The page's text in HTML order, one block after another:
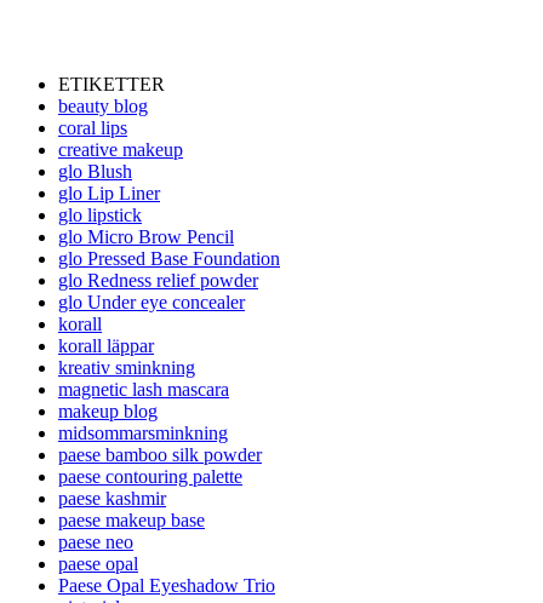
ETIKETTER
beauty blog
coral lips
creative makeup
glo Blush
glo Lip Liner
glo lipstick
glo Micro Brow Pencil
glo Pressed Base Foundation
glo Redness relief powder
glo Under eye concealer
korall
korall läppar
kreativ sminkning
magnetic lash mascara
makeup blog
midsommarsminkning
paese bamboo silk powder
paese contouring palette
paese kashmir
paese makeup base
paese neo
paese opal
Paese Opal Eyeshadow Trio